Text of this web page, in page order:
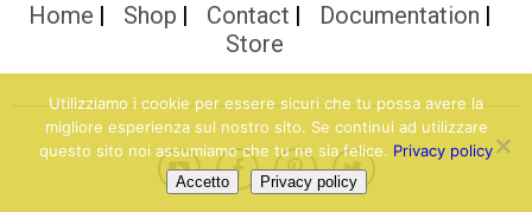
Home Shop Contact
Documentation
Store
Utilizziamo i cookie per essere sicuri che tu possa avere la
migliore esperienza sul nostro sito. Se continui ad utilizzare
questo sito noi assumiamo che tu ne sia felice. Privacy policy
Accetto Privacy policy